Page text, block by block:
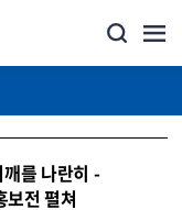
를 나란히 -
전 펼쳐